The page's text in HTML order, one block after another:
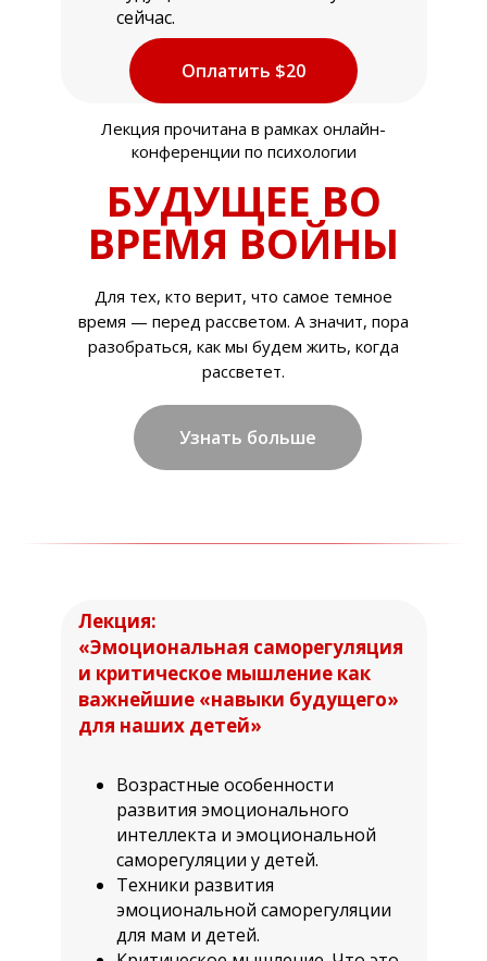
Оплатить $20
Узнать больше
Лекция прочитана в рамках онлайн-
конференции по психологии
Для тех, кто верит, что самое темное
время — перед рассветом. А значит, пора
разобраться, как мы будем жить, когда
рассветет.
сейчас.
БУДУЩЕЕ ВО
ВРЕМЯ ВОЙНЫ
Лекция:
«Эмоциональная саморегуляция
и критическое мышление как
важнейшие «навыки будущего»
для наших детей»
Возрастные особенности
развития эмоционального
интеллекта и эмоциональной
саморегуляции у детей.
Техники развития
эмоциональной саморегуляции
для мам и детей.